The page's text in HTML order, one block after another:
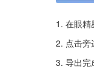
1. 在眼精
2. 点击旁
3. 导出完